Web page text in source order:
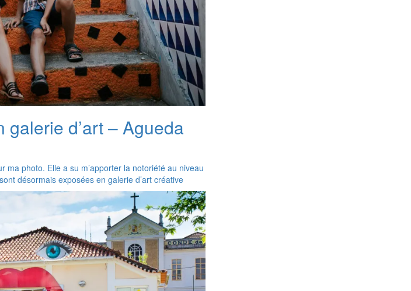
d’art – Agueda
photo. Elle a su m’apporter la notoriété au niveau
désormais exposées en galerie d’art créative